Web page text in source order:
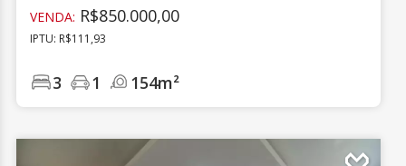
VENDA: R$850.000,00
IPTU: R$111,93
3 1 154m²